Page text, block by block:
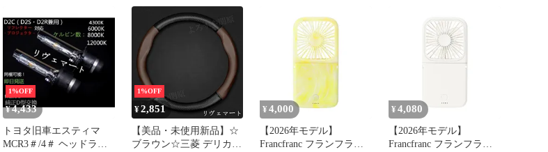
ルカバー ハンドルカバー
レザー円形 O型 Sサイズ
38CM DELICA D2アクセ
サリーA260512
エロー 携帯扇風機 風量5
段階調整 二つ折り可能
モバイルバッテリー 機能
付き USB充電 Type-C対
ット ケース レザー セン
ター隙間埋め 小物入れ
落下防止 車内アクセアリ
1%OFF
¥4,433
トヨタ旧車エスティマ
MCR3＃/4＃ ヘッドライ
1%OFF
¥2,851
【美品・未使用新品】☆
ブラウン☆三菱 デリカ
¥ 4,000
【2026年モデル】
Francfranc フランフラン
¥ 4,080
【2026年モデル】
Francfranc フランフラン